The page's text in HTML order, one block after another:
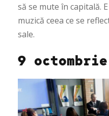
să se mute în capitală.
muzică ceea ce se
sale.
9